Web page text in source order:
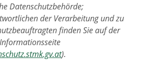
Datenschutzbehörde;
der Verarbeitung und zu
finden Sie auf der
).